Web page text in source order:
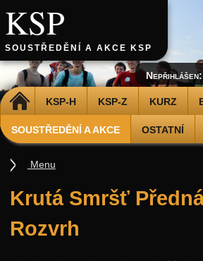
KSP
SOUSTŘEDĚNÍ A AKCE KSP
DOMŮ KSP-H KSP-Z KURZ
SOUSTŘEDĚNÍ A AKCE OSTATNÍ
Nepřihlášen:
Krutá Smršť
Rozvrh
Menu
2025